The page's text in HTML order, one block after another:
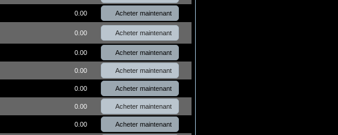
0.00 Acheter maintenant
0.00 Acheter maintenant
0.00 Acheter maintenant
0.00 Acheter maintenant
0.00 Acheter maintenant
0.00 Acheter maintenant
0.00 Acheter maintenant